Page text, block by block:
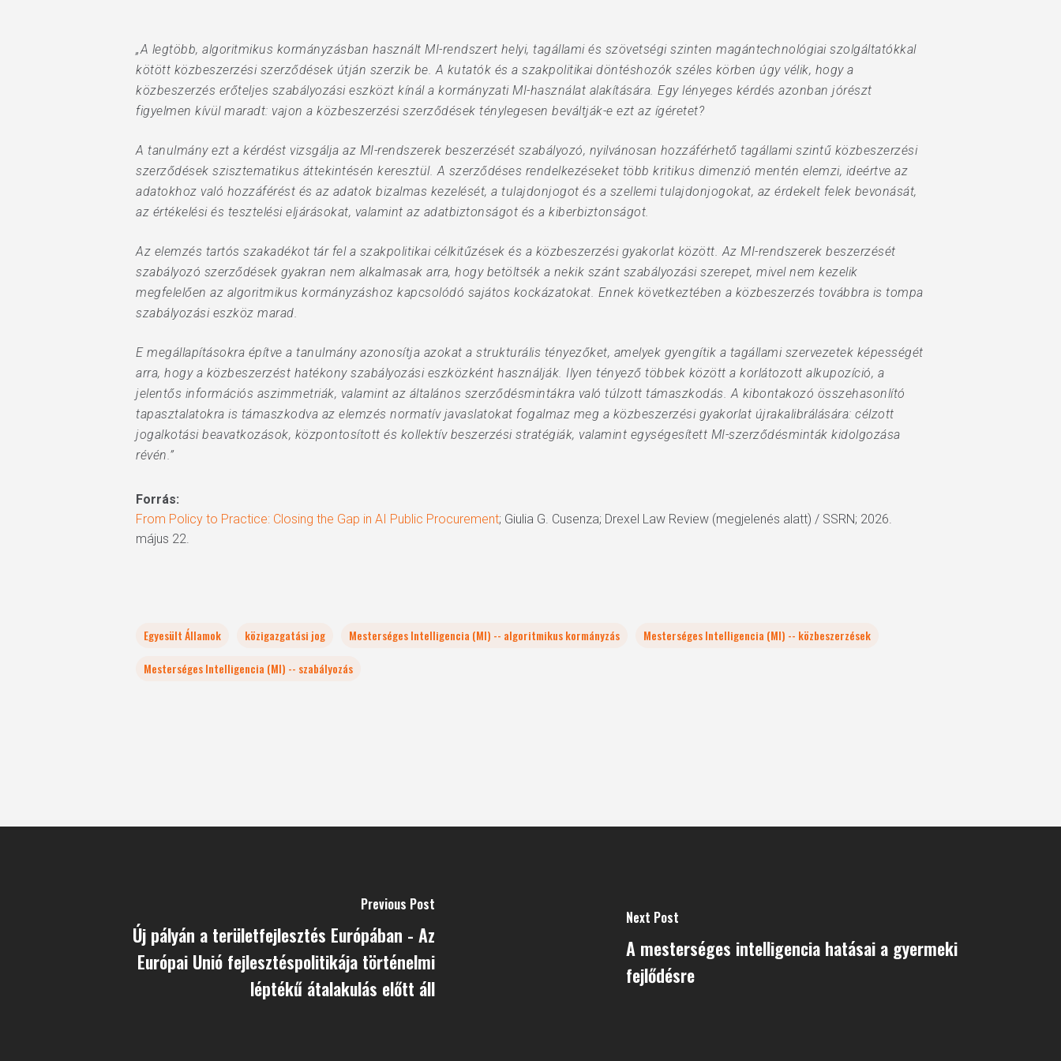
„A legtöbb, algoritmikus kormányzásban használt MI-rendszert helyi, tagállami és szövetségi szinten magántechnológiai szolgáltatókkal
kötött közbeszerzési szerződések útján szerzik be. A kutatók és a szakpolitikai döntéshozók széles körben úgy vélik, hogy a
közbeszerzés erőteljes szabályozási eszközt kínál a kormányzati MI-használat alakítására. Egy lényeges kérdés azonban jórészt
figyelmen kívül maradt: vajon a közbeszerzési szerződések ténylegesen beváltják-e ezt az ígéretet?
A tanulmány ezt a kérdést vizsgálja az MI-rendszerek beszerzését szabályozó, nyilvánosan hozzáférhető tagállami szintű közbeszerzési
szerződések szisztematikus áttekintésén keresztül. A szerződéses rendelkezéseket több kritikus dimenzió mentén elemzi, ideértve az
adatokhoz való hozzáférést és az adatok bizalmas kezelését, a tulajdonjogot és a szellemi tulajdonjogokat, az érdekelt felek bevonását,
az értékelési és tesztelési eljárásokat, valamint az adatbiztonságot és a kiberbiztonságot.
Az elemzés tartós szakadékot tár fel a szakpolitikai célkitűzések és a közbeszerzési gyakorlat között. Az MI-rendszerek beszerzését
szabályozó szerződések gyakran nem alkalmasak arra, hogy betöltsék a nekik szánt szabályozási szerepet, mivel nem kezelik
megfelelően az algoritmikus kormányzáshoz kapcsolódó sajátos kockázatokat. Ennek következtében a közbeszerzés továbbra is tompa
szabályozási eszköz marad.
E megállapításokra építve a tanulmány azonosítja azokat a strukturális tényezőket, amelyek gyengítik a tagállami szervezetek képességét
arra, hogy a közbeszerzést hatékony szabályozási eszközként használják. Ilyen tényező többek között a korlátozott alkupozíció, a
jelentős információs aszimmetriák, valamint az általános szerződésmintákra való túlzott támaszkodás. A kibontakozó összehasonlító
tapasztalatokra is támaszkodva az elemzés normatív javaslatokat fogalmaz meg a közbeszerzési gyakorlat újrakalibrálására: célzott
jogalkotási beavatkozások, központosított és kollektív beszerzési stratégiák, valamint egységesített MI-szerződésminták kidolgozása
révén.”
Forrás:
From Policy to Practice: Closing the Gap in AI Public Procurement; Giulia G. Cusenza; Drexel Law Review (megjelenés alatt) / SSRN; 2026.
május 22.
Egyesült Államok közigazgatási jog Mesterséges Intelligencia (MI) -- algoritmikus kormányzás
Mesterséges Intelligencia (MI) -- közbeszerzések
Mesterséges Intelligencia (MI) -- szabályozás
Previous Post
Új pályán a területfejlesztés Európában - Az
Európai Unió fejlesztéspolitikája történelmi
léptékű átalakulás előtt áll
Next Post
A mesterséges intelligencia hatásai a gyermeki
fejlődésre